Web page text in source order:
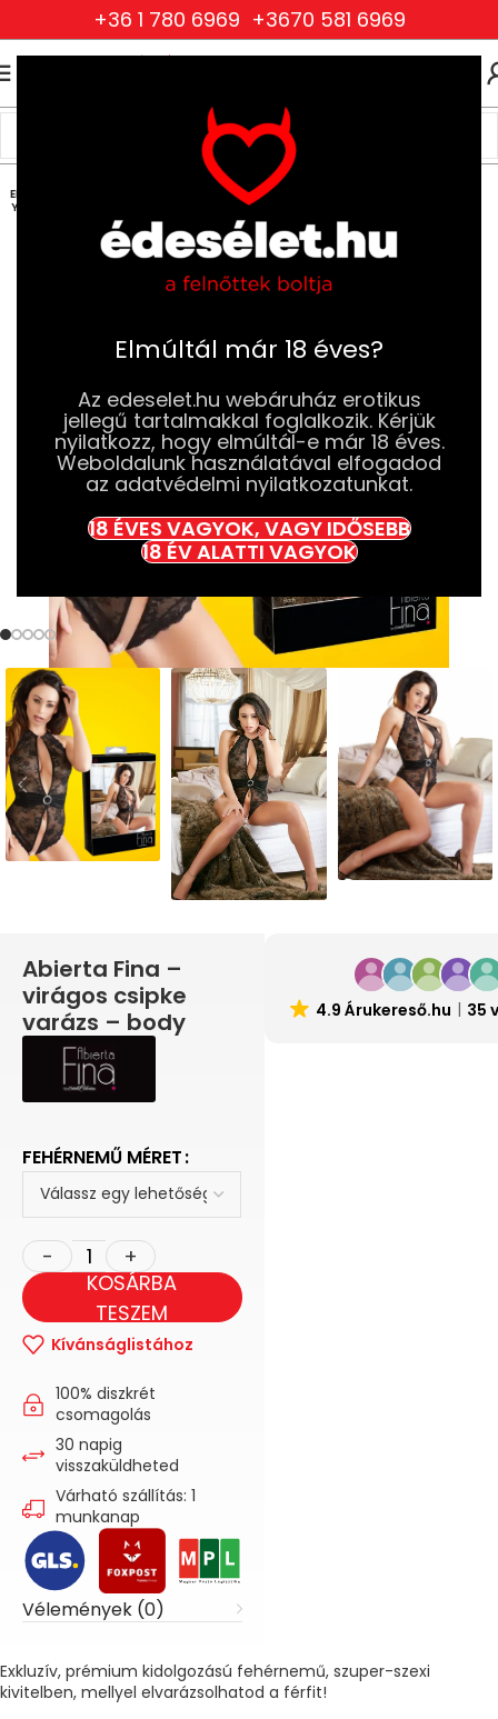
Elmúltál már 18 éves?
Az edeselet.hu webáruház erotikus
jellegű tartalmakkal foglalkozik. Kérjük
nyilatkozz, hogy elmúltál-e már 18 éves.
Weboldalunk használatával elfogadod
az adatvédelmi nyilatkozatunkat.
18 ÉVES VAGYOK, VAGY IDŐSEBB
18 ÉV ALATTI VAGYOK
+36 1 780 6969 +3670 581 6969
Ruhák és Fehérneműk
Női Ruhák és Fehérneműk Szexi Bodyk
ELFOG
YOTT
Abierta Fina –
virágos csipke
varázs – body
FEHÉRNEMŰ MÉRET
KOSÁRBA
TESZEM
Kívánságlistához
100% diszkrét
csomagolás
30 napig
visszaküldheted
Várható szállítás: 1
munkanap
Vélemények (0)
4.9 Árukereső.hu 35
Exkluzív, prémium kidolgozású fehérnemű, szuper-szexi
kivitelben, mellyel elvarázsolhatod a férfit!